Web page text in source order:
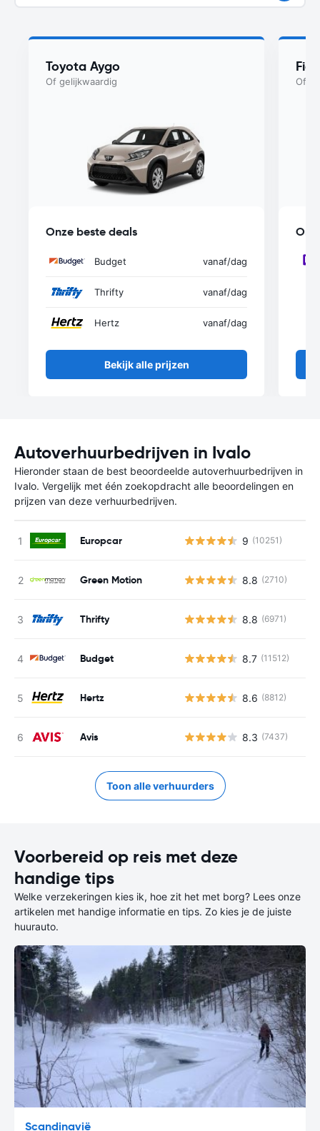
Toyota Aygo
Of gelijkwaardig
Onze beste deals
Budget vanaf/dag
Thrifty vanaf/dag
Hertz vanaf/dag
Bekijk alle prijzen
Of
Autoverhuurbedrijven in Ivalo
Hieronder staan de best beoordeelde autoverhuurbedrijven in
Ivalo. Vergelijk met één zoekopdracht alle beoordelingen en
prijzen van deze verhuurbedrijven.
Europcar 9 (10251)
Green Motion 8.8 (2710)
Thrifty 8.8 (6971)
Budget 8.7 (11512)
Hertz 8.6 (8812)
Avis 8.3 (7437)
Toon alle verhuurders
Voorbereid op reis met deze
handige tips
Welke verzekeringen kies ik, hoe zit het met borg? Lees onze
artikelen met handige informatie en tips. Zo kies je de juiste
huurauto.
Scandinavië